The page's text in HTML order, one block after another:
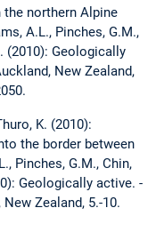
northern Alpine
A.L., Pinches, G.M.,
(2010): Geologically
New Zealand,
K. (2010):
the border between
Pinches, G.M., Chin,
Geologically active. -
Zealand, 5.-10.